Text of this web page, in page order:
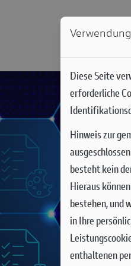
NEWS
Diese Seite
erforderliche
Hinweis zur
besteht kein
Hieraus
bestehen, und
in Ihre
enthaltenen